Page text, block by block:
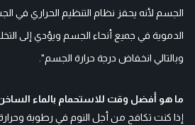
الجسم لأنه يحفز نظام التنظيم الحراري في
الدموية في جميع أنحاء الجسم ويؤدي إلى
وبالتالي انخفاض درجة حرارة الجسم".
ما هو أفضل وقت للاستحمام بالماء
إذا كنت تكافح من أجل النوم في رطوبة